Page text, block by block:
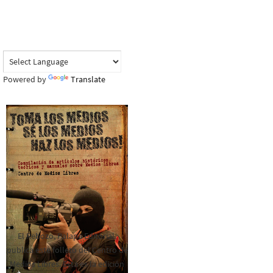
Powered by Translate
El Rebozo, Palapa Editorial,
publica este folleto del Centro de
Medios Libres. Esta es la edición